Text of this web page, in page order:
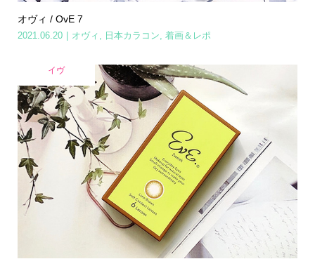
オヴィ / OvE 7
2021.06.20 オヴィ 日本カラコン 着画＆レポ
イヴ
Share Search Contact